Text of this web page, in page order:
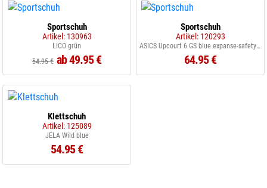
Sportschuh
Artikel: 130963
LICO grün
54.95 € ab 49.95 €
Sportschuh
Artikel: 120293
ASICS Upcourt 6 GS blue expanse-safety yello
64.95 €
Klettschuh
Artikel: 125089
JELA Wild blue
54.95 €